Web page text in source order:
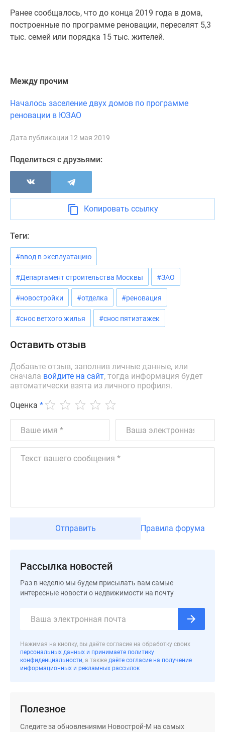
Банки
программы
недвижимости
эксперта
Аналитика
Покупателю
новостроек
Эксперты
авторы
проекте
Контакты
Реклама
сайте
Дзен
Машино-
места
Апартаменты
#траншевая
#рассрочка
ИТ-
ипотека
Квартиры
скидками
41%
застройщиком
Москве
Программа
реновации
премиум-
класса
Новостройки
Рассрочка
Траншевая
ипотека
Ранее сообщалось, что до конца 2019 года в дома,
построенные по программе реновации, переселят 5,3
тыс. семей или порядка 15 тыс. жителей.
Между прочим
Началось заселение двух домов по программе
реновации в ЮЗАО
Дата публикации 12 мая 2019
Поделиться с друзьями:
Копировать ссылку
Теги:
#ввод в эксплуатацию
#Департамент строительства Москвы #ЗАО
#новостройки #отделка #реновация
#снос ветхого жилья #снос пятиэтажек
Оставить отзыв
Добавьте отзыв, заполнив личные данные, или
сначала войдите на сайт, тогда информация будет
автоматически взята из личного профиля.
Оценка *
Отправить Правила форума
Рассылка новостей
Раз в неделю мы будем присылать вам самые
интересные новости о недвижимости на почту
Нажимая на кнопку, вы даёте согласие на обработку своих
персональных данных и принимаете политику
конфиденциальности, а также даёте согласие на получение
информационных и рекламных рассылок
Полезное
Следите за обновлениями Новострой-М на самых